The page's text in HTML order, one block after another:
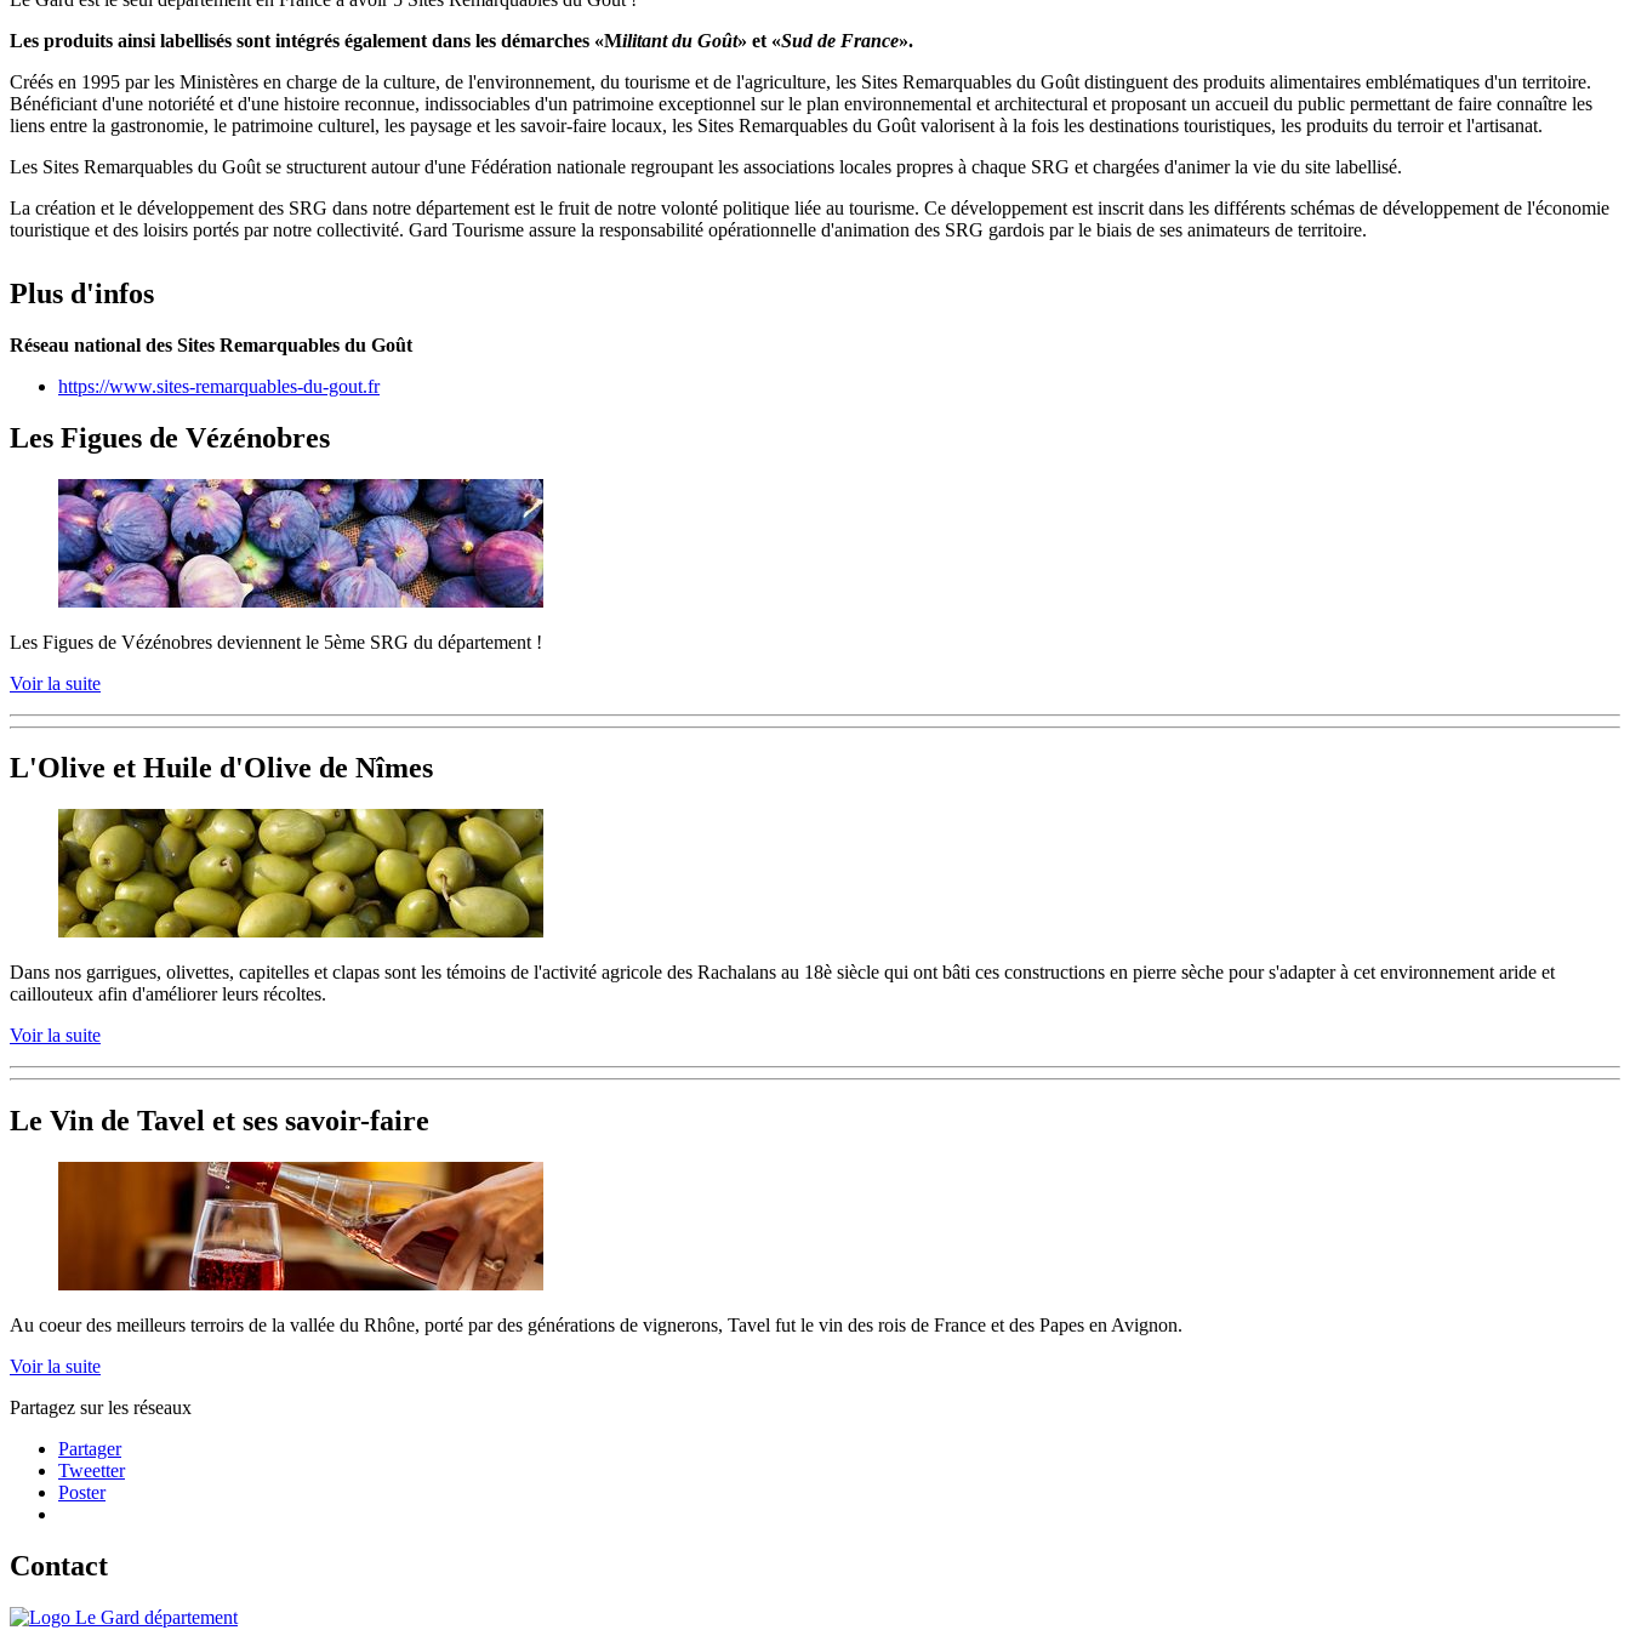
Les produits ainsi labellisés sont intégrés également dans les démarches «Militant du Goût» et «Sud de France».
Créés en 1995 par les Ministères en charge de la culture, de l'environnement, du tourisme et de l'agriculture, les Sites Remarquables du Goût distinguent des produits alimentaires emblématiques d'un territoire.
Bénéficiant d'une notoriété et d'une histoire reconnue, indissociables d'un patrimoine exceptionnel sur le plan environnemental et architectural et proposant un accueil du public permettant de faire connaître les
liens entre la gastronomie, le patrimoine culturel, les paysage et les savoir-faire locaux, les Sites Remarquables du Goût valorisent à la fois les destinations touristiques, les produits du terroir et l'artisanat.
Les Sites Remarquables du Goût se structurent autour d'une Fédération nationale regroupant les associations locales propres à chaque SRG et chargées d'animer la vie du site labellisé.
La création et le développement des SRG dans notre département est le fruit de notre volonté politique liée au tourisme. Ce développement est inscrit dans les différents schémas de développement de l'économie
touristique et des loisirs portés par notre collectivité. Gard Tourisme assure la responsabilité opérationnelle d'animation des SRG gardois par le biais de ses animateurs de territoire.
Plus d'infos
Réseau national des Sites Remarquables du Goût
https://www.sites-remarquables-du-gout.fr
Les Figues de Vézénobres
Les Figues de Vézénobres deviennent le 5ème SRG du département !
Voir la suite
L'Olive et Huile d'Olive de Nîmes
Dans nos garrigues, olivettes, capitelles et clapas sont les témoins de l'activité agricole des Rachalans au 18è siècle qui ont bâti ces constructions en pierre sèche pour s'adapter à cet environnement aride et
caillouteux afin d'améliorer leurs récoltes.
Voir la suite
Le Vin de Tavel et ses savoir-faire
Au coeur des meilleurs terroirs de la vallée du Rhône, porté par des générations de vignerons, Tavel fut le vin des rois de France et des Papes en Avignon.
Voir la suite
Partagez sur les réseaux
Partager
Tweetter
Poster
Contact